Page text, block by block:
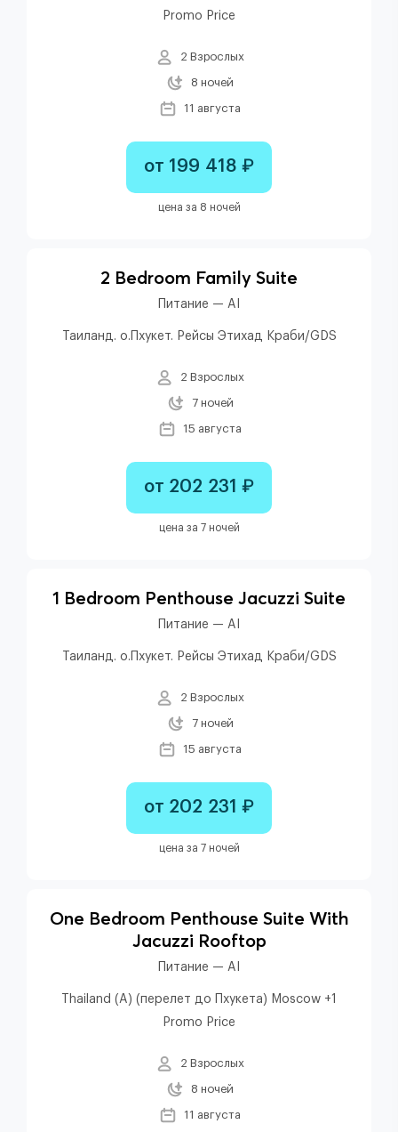
Promo Price
2 Взрослых
8 ночей
11 августа
от 199 418 ₽
цена за 8 ночей
2 Bedroom Family Suite
Питание — AI
Таиланд. о.Пхукет. Рейсы Этихад Краби/GDS
2 Взрослых
7 ночей
15 августа
от 202 231 ₽
цена за 7 ночей
1 Bedroom Penthouse Jacuzzi Suite
Питание — AI
Таиланд. о.Пхукет. Рейсы Этихад Краби/GDS
2 Взрослых
7 ночей
15 августа
от 202 231 ₽
цена за 7 ночей
One Bedroom Penthouse Suite With
Jacuzzi Rooftop
Питание — AI
Thailand (A) (перелет до Пхукета) Moscow +1
Promo Price
2 Взрослых
8 ночей
11 августа